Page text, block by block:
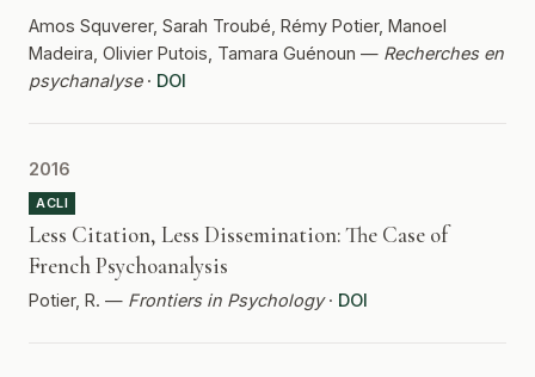
Amos Squverer, Sarah Troubé, Rémy Potier, Manoel
Madeira, Olivier Putois, Tamara Guénoun — Recherches en
psychanalyse· DOI
2016
ACLI
Less Citation, Less Dissemination: The Case of
French Psychoanalysis
Potier, R. — Frontiers in Psychology· DOI